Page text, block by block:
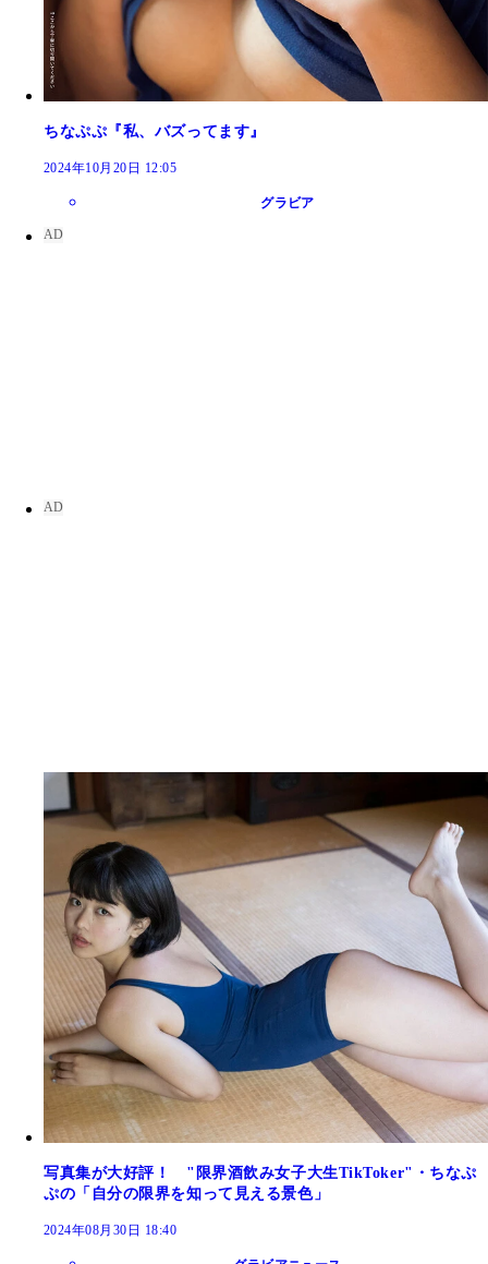
ちなぷぷ『私、バズってます』
2024年10月20日 12:05
グラビア
写真集が大好評！ "限界酒飲み女子大生TikToker"・ちなぷ
ぷの「自分の限界を知って見える景色」
2024年08月30日 18:40